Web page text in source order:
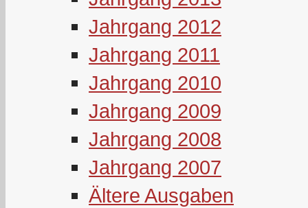
Jahrgang 2012
Jahrgang 2011
Jahrgang 2010
Jahrgang 2009
Jahrgang 2008
Jahrgang 2007
Ältere Ausgaben